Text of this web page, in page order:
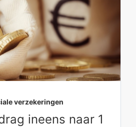
verzekeringen
ineens naar 1